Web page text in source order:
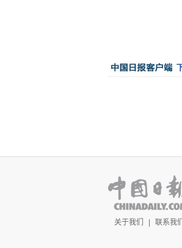
关于我们 | 联系我们